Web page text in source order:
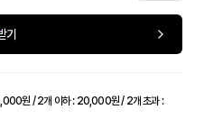
기
원 / 2개 이하 : 20,000원 / 2개 초과 :